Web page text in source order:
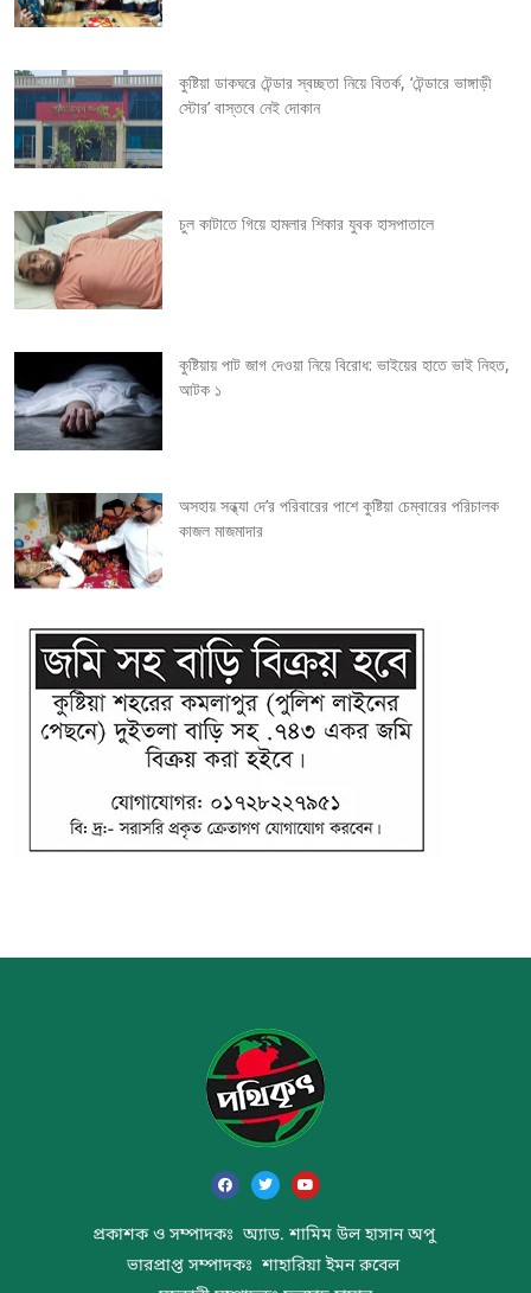
a
v
i
a
t
i
o
n
কুষ্টিয়া ডাকঘরে টেন্ডার স্বচ্ছতা নিয়ে বিতর্ক, ‘টেন্ডারে ভাঙ্গাড়ী
স্টোর’ বাস্তবে নেই দোকান
চুল কাটাতে গিয়ে হামলার শিকার যুবক হাসপাতালে
কুষ্টিয়ায় পাট জাগ দেওয়া নিয়ে বিরোধ: ভাইয়ের হাতে ভাই নিহত,
আটক ১
অসহায় সন্ধ্যা দে’র পরিবারের পাশে কুষ্টিয়া চেম্বারের পরিচালক
কাজল মাজমাদার
প্রকাশক ও সম্পাদকঃ অ্যাড. শামিম উল হাসান অপু
ভারপ্রাপ্ত সম্পাদকঃ শাহারিয়া ইমন রুবেল